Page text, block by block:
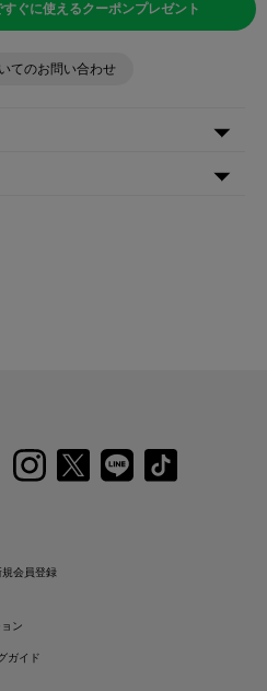
ぐに使えるクーポンプレゼント
てのお問い合わせ
規会員登録
ン
ガイド